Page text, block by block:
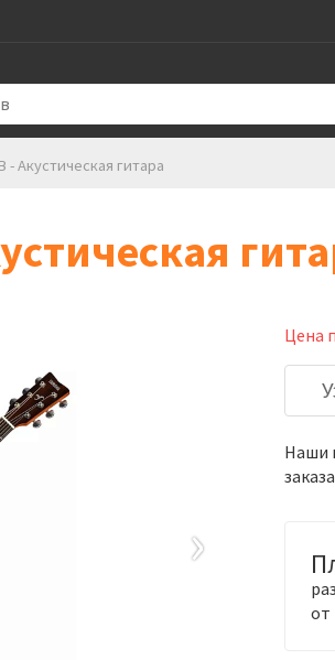
- Акустическая гитара
›
Цена
Наши
заказа
от